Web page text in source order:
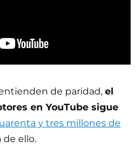
de paridad, el
en YouTube sigue
y tres millones de
de ello.